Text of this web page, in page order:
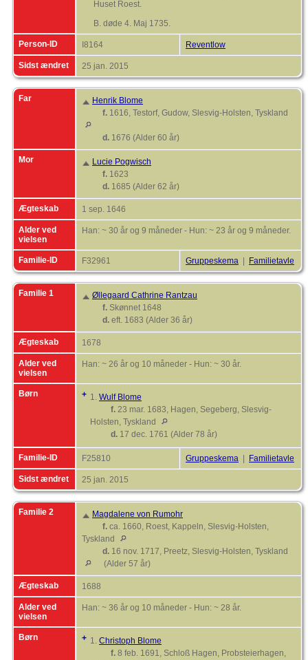
Huset Roest.
B. døde 4. Maj 1735.
Person-ID I8164 Reventlow
Sidst ændret 25 jan. 2015
Far
Henrik Blome
f. 1616, Testorf, Gudow, Slesvig-Holsten, Tyskland
d. 1676 (Alder 60 år)
Mor
Lucie Pogwisch
f. 1623
d. 1685 (Alder 62 år)
Ægteskab 1 sep. 1646
Alder ved
vielsen
Han: ~ 30 år og 9 måneder - Hun: ~ 23 år og 9 måneder.
Familie-ID F32961 Gruppeskema Familietavle
Familie 1
Øllegaard Cathrine Rantzau
f. Skønnet 1648
d. eft. 1683 (Alder 36 år)
Ægteskab 1678
Alder ved
vielsen
Han: ~ 26 år og 10 måneder - Hun: ~ 30 år.
Børn + 1. Wulf Blome
f. 23 mar. 1683, Hagen, Segeberg, Slesvig-
Holsten, Tyskland
d. 17 dec. 1761 (Alder 78 år)
Familie-ID F25810 Gruppeskema Familietavle
Sidst ændret 25 jan. 2015
Familie 2
Magdalene von Rumohr
f. ca. 1660, Roest, Kappeln, Slesvig-Holsten,
Tyskland
d. 16 nov. 1717, Preetz, Slesvig-Holsten, Tyskland
(Alder 57 år)
Ægteskab 1688
Alder ved
vielsen
Han: ~ 36 år og 10 måneder - Hun: ~ 28 år.
Børn + 1. Christoph Blome
f. 8 feb. 1691, Schloß Hagen, Probsteierhagen,